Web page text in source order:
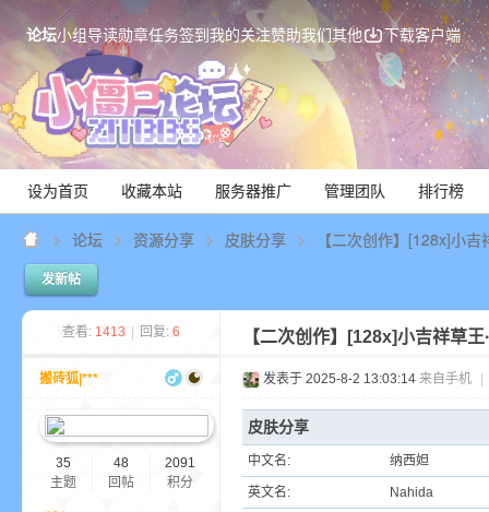
论坛小组导读勋章任务签到我的关注赞助我们其他 下载客户端
设为首页 收藏本站 服务器推广 管理团队 排行榜
论坛 资源分享 皮肤分享 【二次创作】[128x]小吉
发新帖
查看: 1413 回复: 6 【二次创作】[128x]小吉祥草王
搬砖狐|***
35
主题
48
回帖
2091
积分
发表于 2025-8-2 13:03:14 来自手机
皮肤分享
中文名: 纳西妲
英文名: Nahida